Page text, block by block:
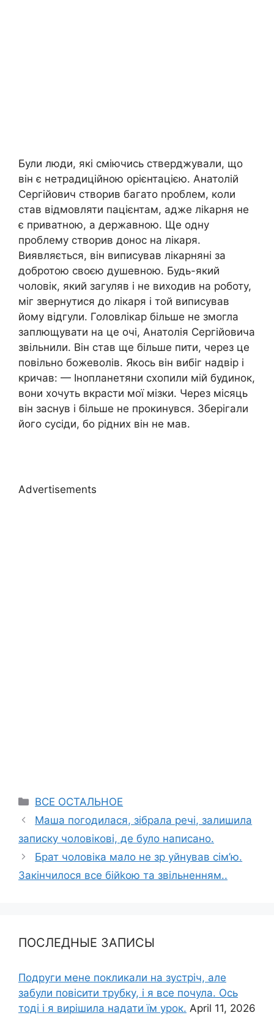
Були люди, які сміючись стверджували, що
він є нетрадиційною орієнтацією. Анатолій
Сергійович створив багато nроблем, коли
став відмовляти пацієнтам, адже ліkарня не
є приватною, а державною. Ще одну
проблему створив донос на лікаря.
Виявляється, він виписував лікарняні за
добротою своєю душевною. Будь-який
чоловік, який загуляв і не виходив на роботу,
міг звернутися до лікаря і той виписував
йому відгули. Головлікар більше не змогла
заплющувати на це очі, Анатолія Сергійовича
звільнили. Він став ще більше пити, через це
повільно божеволів. Якось він вибіг надвір і
кричав: — Інопланетяни схопили мій будинок,
вони хочуть вкрасти мої мізки. Через місяць
він заснув і більше не прокинувся. Зберігали
його сусіди, бо рідних він не мав.
Advertisements
Categories
ВСЕ ОСТАЛЬНОЕ
Маша погодилася, зібрала речі, залишила
записку чоловікові, де було написано.
Брат чоловіка мало не зр уйнував сім’ю.
Закінчилося все бійkою та звільненням..
ПОСЛЕДНЫЕ ЗАПИСЫ
Подруги мене покликали на зустріч, але
забули повісити трубку, і я все почула. Ось
тоді і я вирішила надати їм урок. April 11, 2026